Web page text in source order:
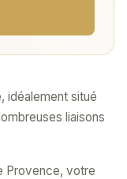
idéalement situé
liaisons
Provence, votre